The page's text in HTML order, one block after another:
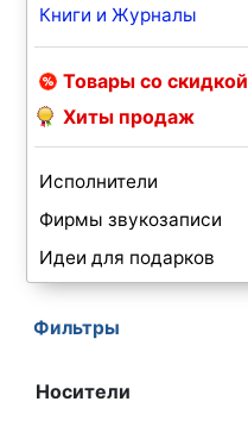
Книги и Журналы
Товары со скидкой
Хиты продаж
Исполнители
Фирмы звукозаписи
Идеи для подарков
Фильтры
Носители